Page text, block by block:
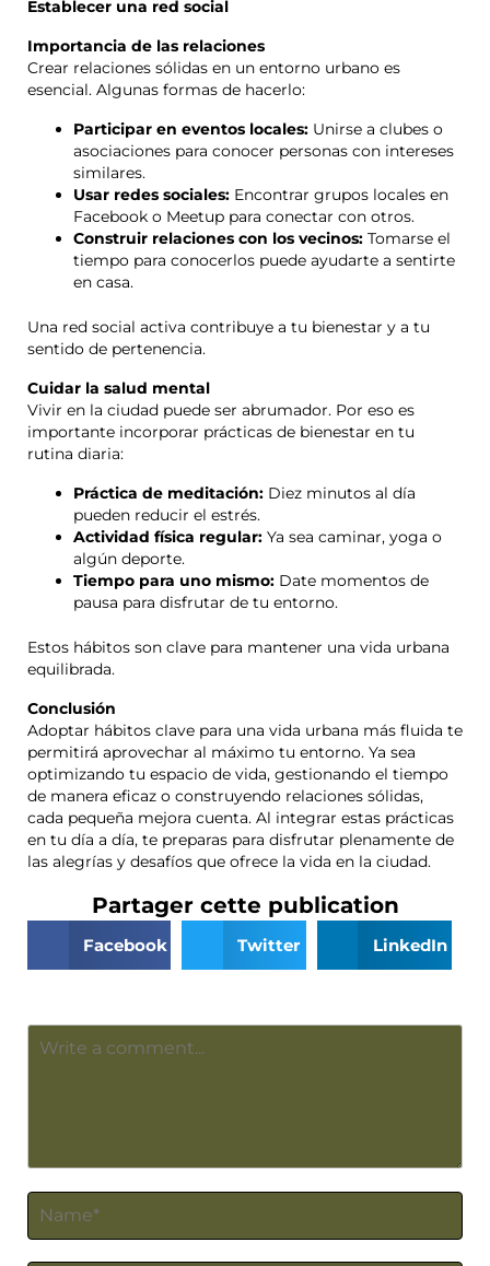
Establecer una red social
Importancia de las relaciones
Crear relaciones sólidas en un entorno urbano es
esencial. Algunas formas de hacerlo:
Participar en eventos locales: Unirse a clubes o
asociaciones para conocer personas con intereses
similares.
Usar redes sociales: Encontrar grupos locales en
Facebook o Meetup para conectar con otros.
Construir relaciones con los vecinos: Tomarse el
tiempo para conocerlos puede ayudarte a sentirte
en casa.
Una red social activa contribuye a tu bienestar y a tu
sentido de pertenencia.
Cuidar la salud mental
Vivir en la ciudad puede ser abrumador. Por eso es
importante incorporar prácticas de bienestar en tu
rutina diaria:
Práctica de meditación: Diez minutos al día
pueden reducir el estrés.
Actividad física regular: Ya sea caminar, yoga o
algún deporte.
Tiempo para uno mismo: Date momentos de
pausa para disfrutar de tu entorno.
Estos hábitos son clave para mantener una vida urbana
equilibrada.
Conclusión
Adoptar hábitos clave para una vida urbana más fluida te
permitirá aprovechar al máximo tu entorno. Ya sea
optimizando tu espacio de vida, gestionando el tiempo
de manera eficaz o construyendo relaciones sólidas,
cada pequeña mejora cuenta. Al integrar estas prácticas
en tu día a día, te preparas para disfrutar plenamente de
las alegrías y desafíos que ofrece la vida en la ciudad.
Partager cette publication
Facebook Twitter LinkedIn